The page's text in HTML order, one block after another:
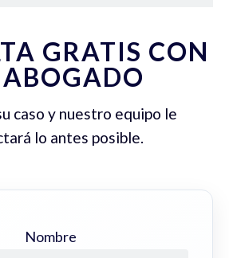
GRATIS CON
caso y nuestro equipo le
lo antes posible.
Nombre